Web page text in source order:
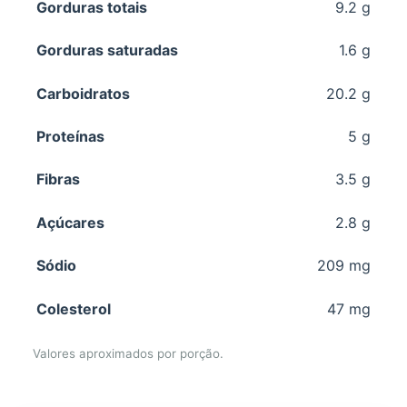
Gorduras totais 9.2 g
Gorduras saturadas 1.6 g
Carboidratos 20.2 g
Proteínas 5 g
Fibras 3.5 g
Açúcares 2.8 g
Sódio 209 mg
Colesterol 47 mg
Valores aproximados por porção.